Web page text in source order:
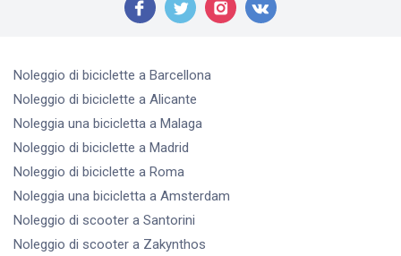
Noleggio di biciclette a Barcellona
Noleggio di biciclette a Alicante
Noleggia una bicicletta a Malaga
Noleggio di biciclette a Madrid
Noleggio di biciclette a Roma
Noleggia una bicicletta a Amsterdam
Noleggio di scooter a Santorini
Noleggio di scooter a Zakynthos